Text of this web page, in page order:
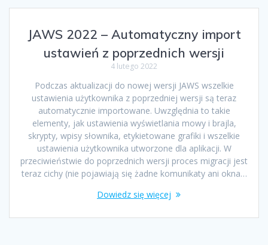
JAWS 2022 – Automatyczny import
ustawień z poprzednich wersji
4 lutego 2022
Podczas aktualizacji do nowej wersji JAWS wszelkie
ustawienia użytkownika z poprzedniej wersji są teraz
automatycznie importowane. Uwzględnia to takie
elementy, jak ustawienia wyświetlania mowy i brajla,
skrypty, wpisy słownika, etykietowane grafiki i wszelkie
ustawienia użytkownika utworzone dla aplikacji. W
przeciwieństwie do poprzednich wersji proces migracji jest
teraz cichy (nie pojawiają się żadne komunikaty ani okna…
Dowiedz się więcej